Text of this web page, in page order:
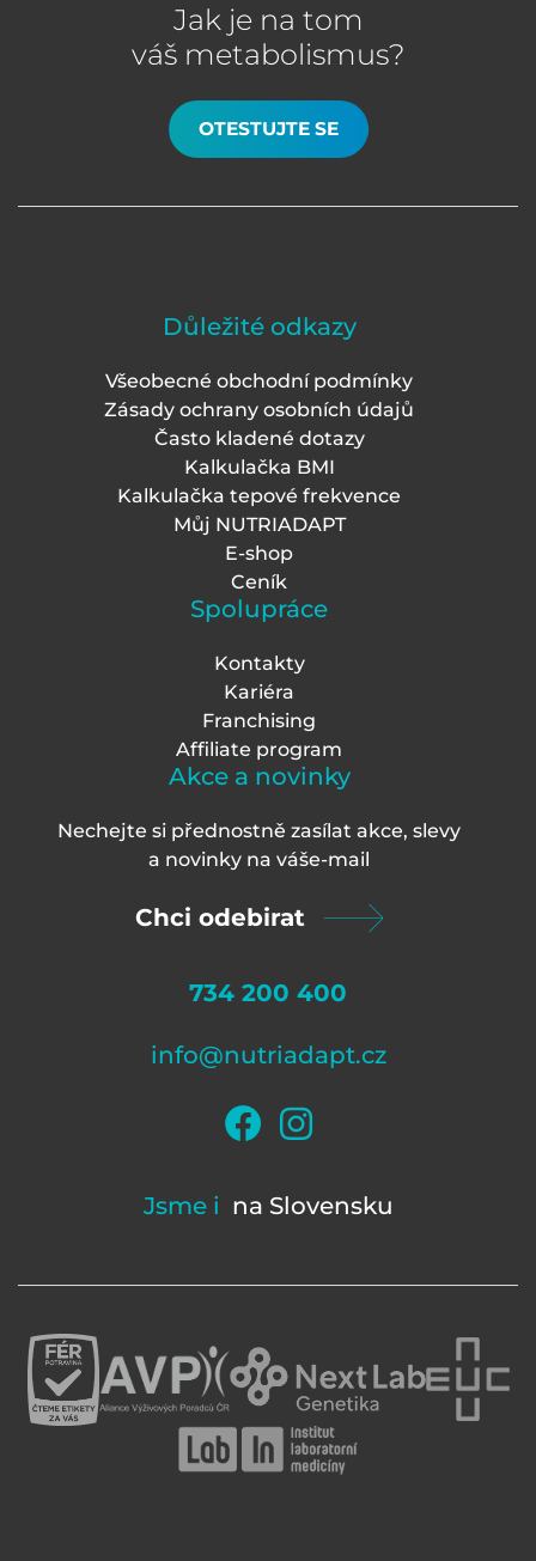
Jak je na tom
váš metabolismus?
OTESTUJTE SE
Důležité odkazy
Všeobecné obchodní podmínky
Zásady ochrany osobních údajů
Často kladené dotazy
Kalkulačka BMI
Kalkulačka tepové frekvence
Můj NUTRIADAPT
E-shop
Ceník
Spolupráce
Kontakty
Kariéra
Franchising
Affiliate program
Akce a novinky
Nechejte si přednostně zasílat akce, slevy
a novinky na váše-mail
Chci odebirat
734 200 400
info@nutriadapt.cz
Jsme i na Slovensku